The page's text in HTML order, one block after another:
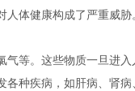
体健康构成了严重威胁
等。这些物质一旦进入
种疾病，如肝病、肾病